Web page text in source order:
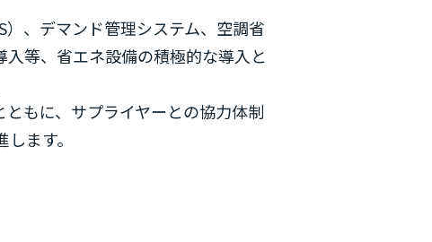
、デマンド管理システム、空調省
入等、省エネ設備の積極的な導入と
もに、サプライヤーとの協力体制
ます。